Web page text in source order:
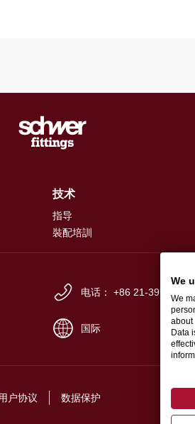
技术
指导
裝配培訓
电话： +86 21-391974-66
国际
用户协议 数据保护
We
We
about
Data